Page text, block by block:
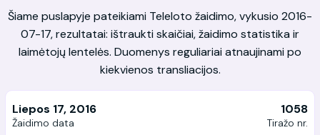
Šiame puslapyje pateikiami Teleloto žaidimo, vykusio 2016-
07-17, rezultatai: ištraukti skaičiai, žaidimo statistika ir
laimėtojų lentelės. Duomenys reguliariai atnaujinami po
kiekvienos transliacijos.
Liepos 17, 2016
Žaidimo data
1058
Tiražo nr.